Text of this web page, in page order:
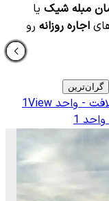
مبله شیک یا
اجاره روزانه رو
گران‌ترین
- واحد 1View
1